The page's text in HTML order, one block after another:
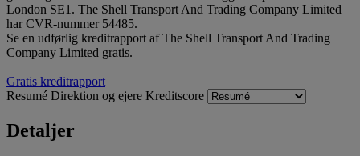
London SE1. The Shell Transport And Trading Company Limited
har CVR-nummer 54485.
Se en udførlig kreditrapport af The Shell Transport And Trading
Company Limited gratis.
Gratis kreditrapport
Resumé Direktion og ejere Kreditscore
Detaljer